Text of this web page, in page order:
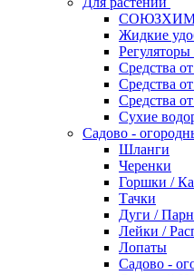
СОЮЗХИМ
Жидкие
Регуляторы
Средства
Средства
Средства
Сухие
Садово -
Шланги
Черенки
Горшки /
Тачки
Дуги /
Лейки /
Лопаты
Садово -